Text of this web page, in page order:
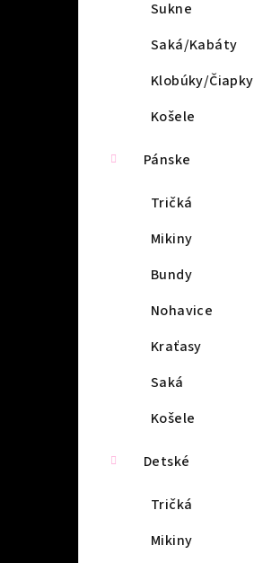
Sukne
Saká/Kabáty
Klobúky/Čiapky
Košele
Pánske
Tričká
Mikiny
Bundy
Nohavice
Kraťasy
Saká
Košele
Detské
Tričká
Mikiny